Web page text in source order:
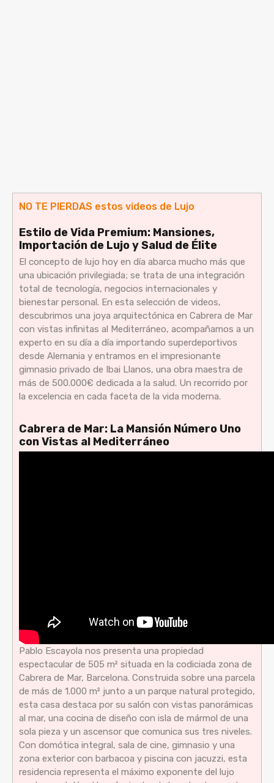
NO TE PIERDAS estos videos de Lujo
Estilo de Vida Premium: Mansiones,
Importación de Lujo y Salud de Élite
El concepto de lujo hoy en día abarca mucho más que
una ubicación privilegiada; se trata de una integración
total de tecnología, negocios internacionales y
bienestar personal. En esta selección de videos,
descubrimos una joya arquitectónica en Cabrera de Mar
con vistas infinitas al Mediterráneo, acompañamos a un
experto en su día a día importando superdeportivos
desde Alemania y entramos en el impresionante
gimnasio privado de Ibai Llanos, una obra maestra de
más de 500.000€ dedicada a la salud. Un recorrido por
la excelencia en cada faceta de la vida moderna.
Cabrera de Mar: La Mansión Número Uno
con Vistas al Mediterráneo
Pablo Escayola nos presenta una propiedad
espectacular de 505 m² situada en la codiciada zona de
Cabrera de Mar, Barcelona. Construida sobre una parcela
de más de 1.000 m² junto a un parque natural protegido,
esta casa destaca por su salón con vistas panorámicas
al mar, una cocina de diseño con isla de mármol de una
sola pieza y un ascensor que comunica sus tres niveles.
Con domótica integral, sala de cine, gimnasio y una
zona exterior con barbacoa y piscina con jacuzzi, esta
residencia representa el máximo exponente del lujo